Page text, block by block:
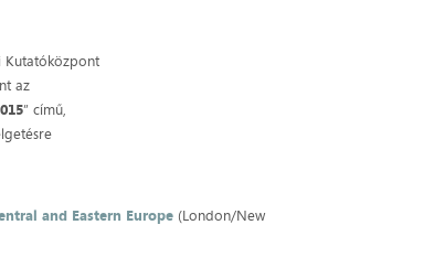
Kutatóközpont
az
” című,
and Eastern Europe (London/New